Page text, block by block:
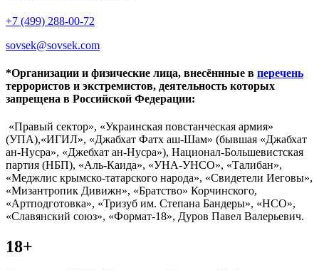
+7 (499) 288-00-72
sovsek@sovsek.com
*Организации и физические лица, внесённные в перечень
террористов и экстремистов, деятельность которых
запрещена в Российской Федерации:
«Правый сектор», «Украинская повстанческая армия»
(УПА),«ИГИЛ», «Джабхат Фатх аш-Шам» (бывшая «Джабхат
ан-Нусра», «Джебхат ан-Нусра»), Национал-Большевистская
партия (НБП), «Аль-Каида», «УНА-УНСО», «Талибан»,
«Меджлис крымско-татарского народа», «Свидетели Иеговы»,
«Мизантропик Дивижн», «Братство» Корчинского,
«Артподготовка», «Тризуб им. Степана Бандеры», «НСО»,
«Славянский союз», «Формат-18», Дуров Павел Валерьевич.
18+